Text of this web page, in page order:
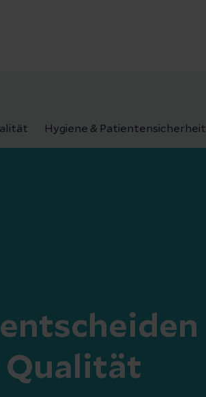
Hygiene & Patientensicherheit
Qualität